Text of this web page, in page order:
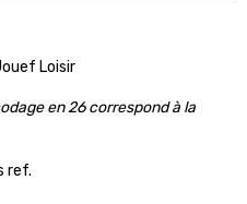
Loisir
en 26 correspond à la
ref.